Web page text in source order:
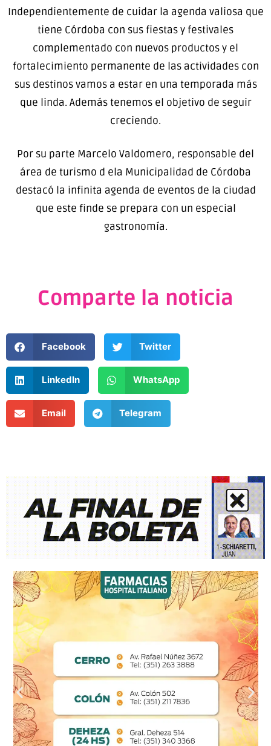
Independientemente de cuidar la agenda valiosa que
tiene Córdoba con sus fiestas y festivales
complementado con nuevos productos y el
fortalecimiento permanente de las actividades con
sus destinos vamos a estar en una temporada más
que linda. Además tenemos el objetivo de seguir
creciendo.
Por su parte Marcelo Valdomero, responsable del
área de turismo d ela Municipalidad de Córdoba
destacó la infinita agenda de eventos de la ciudad
que este finde se prepara con un especial
gastronomía.
Comparte la noticia
Facebook Twitter
LinkedIn WhatsApp
Email Telegram